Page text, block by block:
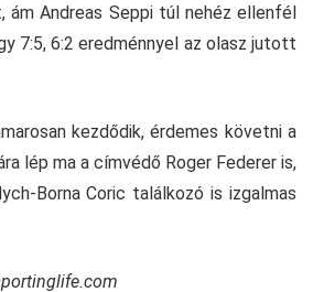
Andreas Seppi túl nehéz ellenfél
7:5, 6:2 eredménnyel az olasz jutott
kezdődik, érdemes követni a
lép ma a címvédő Roger Federer is,
Borna Coric találkozó is izgalmas